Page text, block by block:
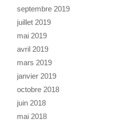
septembre 2019
juillet 2019
mai 2019
avril 2019
mars 2019
janvier 2019
octobre 2018
juin 2018
mai 2018